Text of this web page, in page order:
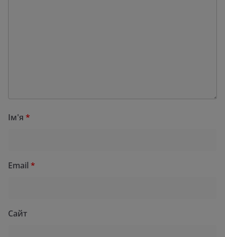
Ім'я *
Email *
Сайт